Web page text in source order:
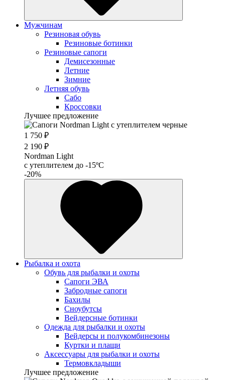
Мужчинам
Резиновая обувь
Резиновые ботинки
Резиновые сапоги
Демисезонные
Летние
Зимние
Летняя обувь
Сабо
Кроссовки
Лучшее предложение
1 750 ₽
2 190 ₽
Nordman Light
c утеплителем до -15ºС
-20%
Рыбалка и охота
Обувь для рыбалки и охоты
Сапоги ЭВА
Забродные сапоги
Бахилы
Сноубутсы
Вейдерсные ботинки
Одежда для рыбалки и охоты
Вейдерсы и полукомбинезоны
Куртки и плащи
Аксессуары для рыбалки и охоты
Термовкладыши
Лучшее предложение